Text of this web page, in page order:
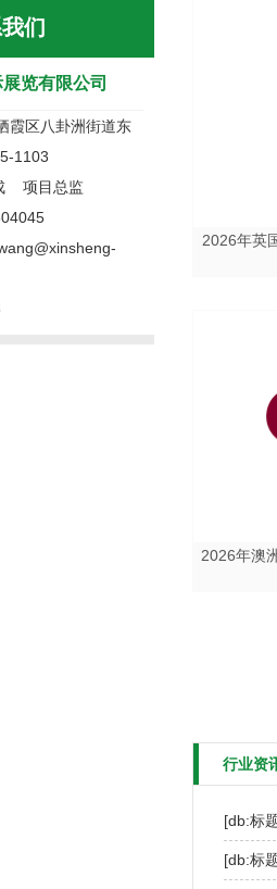
们
览有限公司
霞区八卦洲街道东
1103
项目总监
2026年英
2026年澳
行业资
[db:标
[db:标